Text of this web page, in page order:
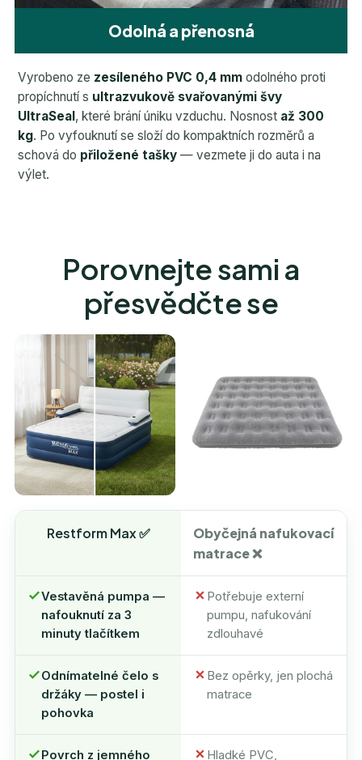
Odolná a přenosná
Vyrobeno ze zesíleného PVC 0,4 mm odolného proti
propíchnutí s ultrazvukově svařovanými švy
UltraSeal, které brání úniku vzduchu. Nosnost až 300
kg. Po vyfouknutí se složí do kompaktních rozměrů a
schová do přiložené tašky — vezmete ji do auta i na
výlet.
Porovnejte sami a
přesvědčte se
Restform Max ✅
Obyčejná nafukovací
matrace ❌
Vestavěná pumpa —
nafouknutí za 3
minuty tlačítkem
Potřebuje externí
pumpu, nafukování
zdlouhavé
Odnímatelné čelo s
držáky — postel i
pohovka
Bez opěrky, jen plochá
matrace
Povrch z jemného
Hladké PVC,